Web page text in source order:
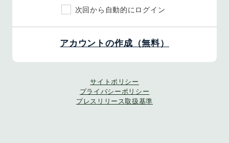
次回から自動的にログイン
アカウントの作成（無料）
サイトポリシー
プライバシーポリシー
プレスリリース取扱基準